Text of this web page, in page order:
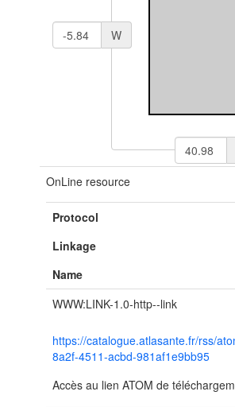
W
OnLine resource
Protocol
Linkage
Name
WWW:LINK-1.0-http--link
https://catalogue.atlasante.fr/rss/
8a2f-4511-acbd-981af1e9bb95
Accès au lien ATOM de